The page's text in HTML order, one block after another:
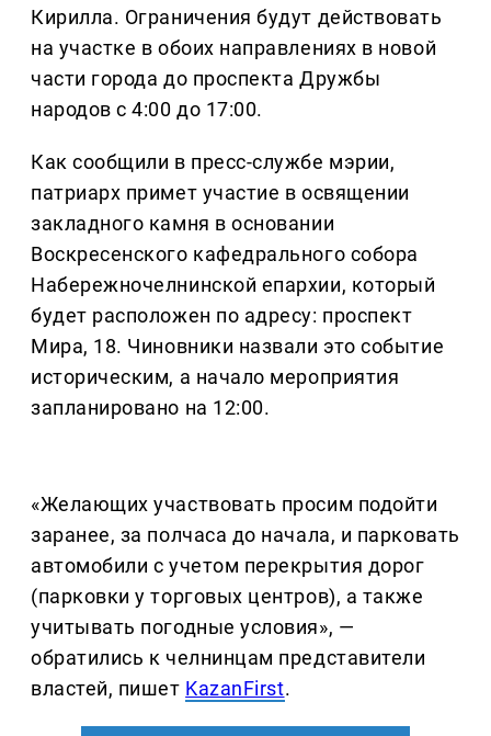
Кирилла. Ограничения будут действовать
на участке в обоих направлениях в новой
части города до проспекта Дружбы
народов с 4:00 до 17:00.
Как сообщили в пресс-службе мэрии,
патриарх примет участие в освящении
закладного камня в основании
Воскресенского кафедрального собора
Набережночелнинской епархии, который
будет расположен по адресу: проспект
Мира, 18. Чиновники назвали это событие
историческим, а начало мероприятия
запланировано на 12:00.
«Желающих участвовать просим подойти
заранее, за полчаса до начала, и парковать
автомобили с учетом перекрытия дорог
(парковки у торговых центров), а также
учитывать погодные условия», —
обратились к челнинцам представители
властей, пишет KazanFirst.